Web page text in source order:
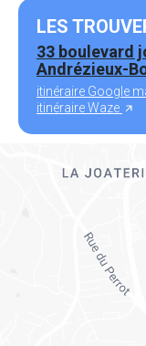
LES
33 boulevard
Andrézieux-
itinéraire Google
itinéraire Waze